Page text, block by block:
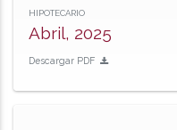
HIPOTECARIO
Abril, 2025
Descargar PDF